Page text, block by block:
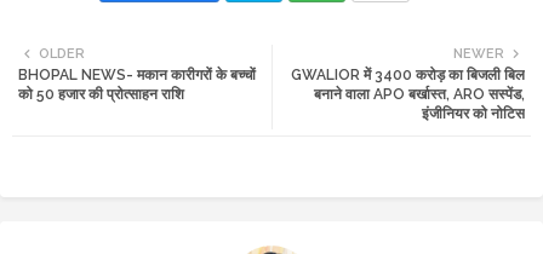
tte ats
NEWER
GWALIOR में 3400 करोड़ का बिजली बिल
बनाने वाला APO बर्खास्त, ARO सस्पेंड,
इंजीनियर को नोटिस
OLDER
BHOPAL NEWS- मकान कारीगरों के बच्चों
को 50 हजार की प्रोत्साहन राशि